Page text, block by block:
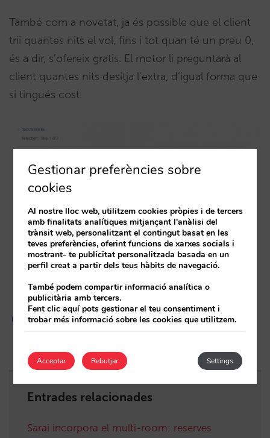
També com a novetat, ja és possible que el client
triï quantes nits el vol, fins i tot quan té un preu 0,
és a dir, s’ofereix gratis. El motor li preguntarà al
client quantes nits desitja l’extra, d’igual forma que
si tingués cost.
Entrades relacionades
Sarai incorpora el multi-room: reserves
Gestionar preferències sobre
cookies
Al nostre lloc web, utilitzem cookies pròpies i de tercers
amb finalitats analítiques mitjançant l'anàlisi del
trànsit web, personalitzant el contingut basat en les
teves preferències, oferint funcions de xarxes socials i
mostrant- te publicitat personalitzada basada en un
perfil creat a partir dels teus hàbits de navegació.
També podem compartir informació analítica o
publicitària amb tercers.
Fent clic aquí pots gestionar el teu consentiment i
trobar més informació sobre les cookies que utilitzem.
Acceptar Settings
Rebutjar